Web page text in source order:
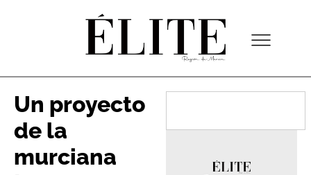
Un proyecto
de la
murciana